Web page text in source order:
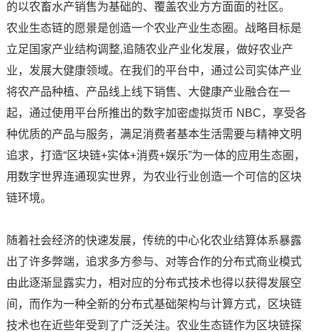
的以农畜水产销售为基础的、覆盖农业方方面面的社区。
农业生态链的愿景是创造一个农业产业生态圈。战略目标是
立足国家产业结构调整,追随农业产业化发展，做好农业产
业，发展大健康领域。在我们的平台中，通过公司实体产业
将农产品种植、产品线上线下销售、大健康产业融合在一
起，通过使用平台所推出的数字加密虚拟货币 NBC，享受各
种优质的产品与服务，满足消费者基本生活需要与精神文明
追求，打造“区块链+实体+消费+娱乐”为一体的应用生态圈，
用数字世界连通现实世界，为农业行业创造一个可信的区块
链环境。
随着社会经济的快速发展，传统的中心化农业结算体系暴露
出了许多弊端，追求多方参与、对等合作的分布式商业模式
由此逐渐显露实力，相对应的分布式技术也得以获得发展空
间，而作为一种全新的分布式基础架构与计算方式，区块链
技术也在近些年受到了广泛关注。农业生态链作为区块链探